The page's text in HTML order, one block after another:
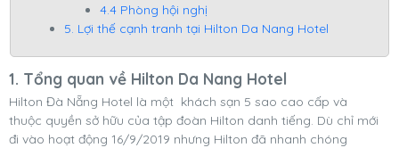
4.4 Phòng hội nghị
5. Lợi thế cạnh tranh tại Hilton Da Nang Hotel
1. Tổng quan về Hilton Da Nang Hotel
Hilton Đà Nẵng Hotel là một khách sạn 5 sao cao cấp và
thuộc quyền sở hữu của tập đoàn Hilton danh tiếng. Dù chỉ mới
đi vào hoạt động 16/9/2019 nhưng Hilton đã nhanh chóng